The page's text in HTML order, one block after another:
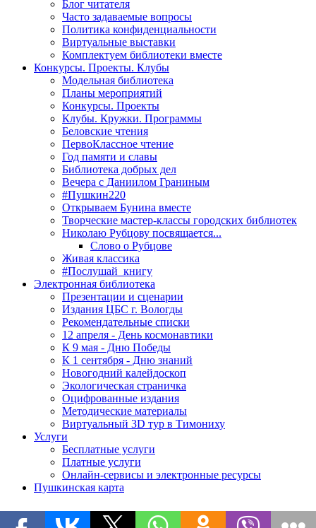
Блог читателя
Часто задаваемые вопросы
Политика конфиденциальности
Виртуальные выставки
Комплектуем библиотеки вместе
Конкурсы. Проекты. Клубы
Модельная библиотека
Планы мероприятий
Конкурсы. Проекты
Клубы. Кружки. Программы
Беловские чтения
ПервоКлассное чтение
Год памяти и славы
Библиотека добрых дел
Вечера с Даниилом Граниным
#Пушкин220
Открываем Бунина вместе
Творческие мастер-классы городских библиотек
Николаю Рубцову посвящается...
Слово о Рубцове
Живая классика
#Послушай_книгу
Электронная библиотека
Презентации и сценарии
Издания ЦБС г. Вологды
Рекомендательные списки
12 апреля - День космонавтики
К 9 мая - Дню Победы
К 1 сентября - Дню знаний
Новогодний калейдоскоп
Экологическая страничка
Оцифрованные издания
Методические материалы
Виртуальный 3D тур в Тимониху
Услуги
Бесплатные услуги
Платные услуги
Онлайн-сервисы и электронные ресурсы
Пушкинская карта